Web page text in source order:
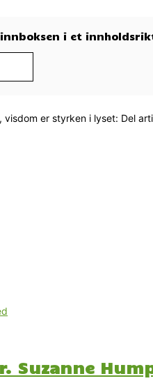
i et
visdom er styrken i lyset: Del
Suzanne